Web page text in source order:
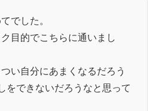
でした。
目的でこちらに通いまし
い自分にあまくなるだろう
をできないだろうなと思って